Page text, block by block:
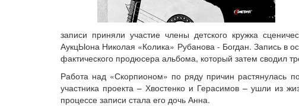
записи приняли участие члены детского кружка
АукцЫона Николая «Колика» Рубанова - Богдан. Запись в
фактического продюсера альбома, который затем сводил
Работа над «Скорпионом» по ряду причин растянулась
участника проекта – Хвостенко и Герасимов – ушли из
процессе записи стала его дочь Анна.